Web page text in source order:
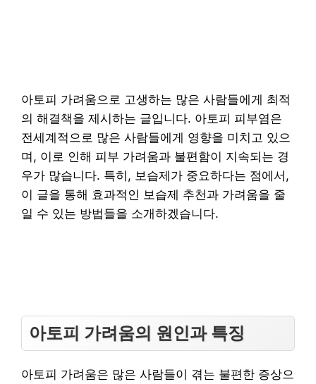
아토피 가려움으로 고생하는 많은 사람들에게 최적
의 해결책을 제시하는 글입니다. 아토피 피부염은
전세계적으로 많은 사람들에게 영향을 미치고 있으
며, 이로 인해 피부 가려움과 불편함이 지속되는 경
우가 많습니다. 특히, 보습제가 중요하다는 점에서,
이 글을 통해 효과적인 보습제 추천과 가려움을 줄
일 수 있는 방법들을 소개하겠습니다.
아토피 가려움의 원인과 특징
아토피 가려움은 많은 사람들이 겪는 불편한 증상으